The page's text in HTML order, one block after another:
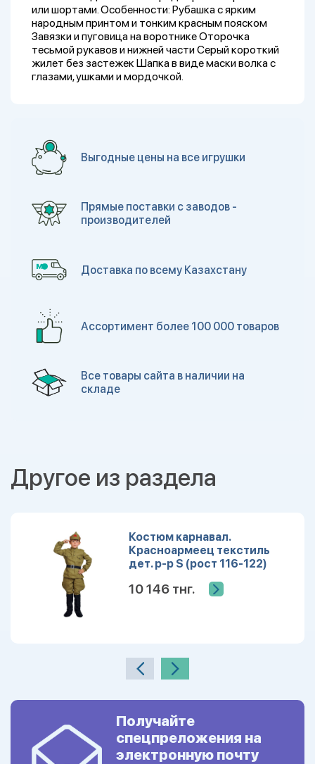
или шортами. Особенности: Рубашка с ярким
народным принтом и тонким красным пояском
Завязки и пуговица на воротнике Оторочка
тесьмой рукавов и нижней части Серый короткий
жилет без застежек Шапка в виде маски волка с
глазами, ушками и мордочкой.
Выгодные цены на все игрушки
Прямые поставки с заводов -
производителей
Доставка по всему Казахстану
Ассортимент более 100 000 товаров
Все товары сайта в наличии на
складе
Другое из раздела
Костюм карнавал.
Красноармеец текстиль
дет. р-р S (рост 116-122)
10 146 тнг.
Получайте
спецпреложения на
электронную почту